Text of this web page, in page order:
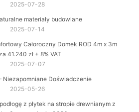
2025-07-28
materiały budowlane
2025-07-14
Całoroczny Domek ROD 4m x 3m
41.240 zł + 8% VAT
2025-07-07
Niezapomniane Doświadczenie
2025-05-26
z płytek na stropie drewnianym z